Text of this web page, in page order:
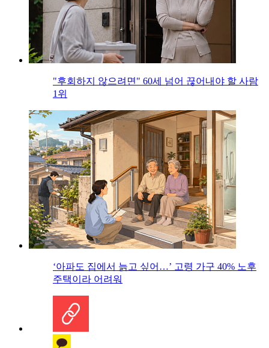
"후회하지 않으려면" 60세 넘어 끊어내야 할 사람
1위
‘아파도 집에서 늙고 싶어…’ 고령 가구 40% 노후
주택이라 어려워